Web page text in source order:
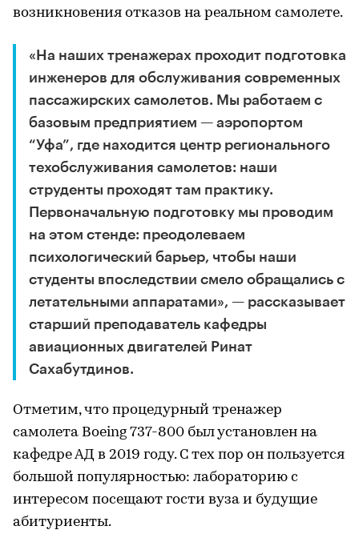
возникновения отказов на реальном самолете.
«На наших тренажерах проходит подготовка
инженеров для обслуживания современных
пассажирских самолетов. Мы работаем с
базовым предприятием — аэропортом
“Уфа”, где находится центр регионального
техобслуживания самолетов: наши
струденты проходят там практику.
Первоначальную подготовку мы проводим
на этом стенде: преодолеваем
психологический барьер, чтобы наши
студенты впоследствии смело обращались с
летательными аппаратами», — рассказывает
старший преподаватель кафедры
авиационных двигателей Ринат
Сахабутдинов.
Отметим, что процедурный тренажер
самолета Boeing 737-800 был установлен на
кафедре АД в 2019 году. С тех пор он пользуется
большой популярностью: лабораторию с
интересом посещают гости вуза и будущие
абитуриенты.